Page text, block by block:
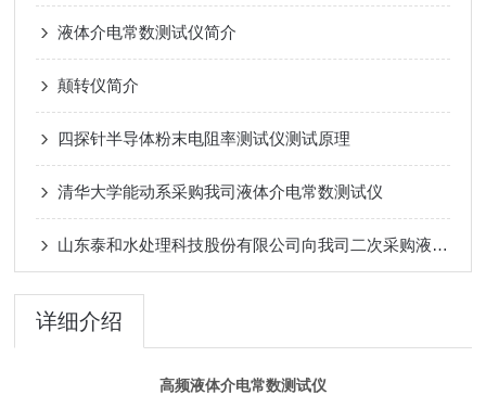
液体介电常数测试仪简介
颠转仪简介
四探针半导体粉末电阻率测试仪测试原理
清华大学能动系采购我司液体介电常数测试仪
山东泰和水处理科技股份有限公司向我司二次采购液体介电常数测试仪
详细介绍
高频液体介电常数测试仪